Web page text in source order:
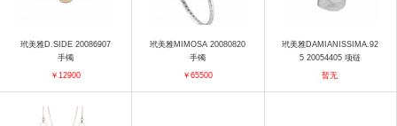
玳美雅D.SIDE 20086907
手镯
￥12900
玳美雅MIMOSA 20080820
手镯
￥65500
玳美雅DAMIANISSIMA.92
5 20054405 项链
暂无